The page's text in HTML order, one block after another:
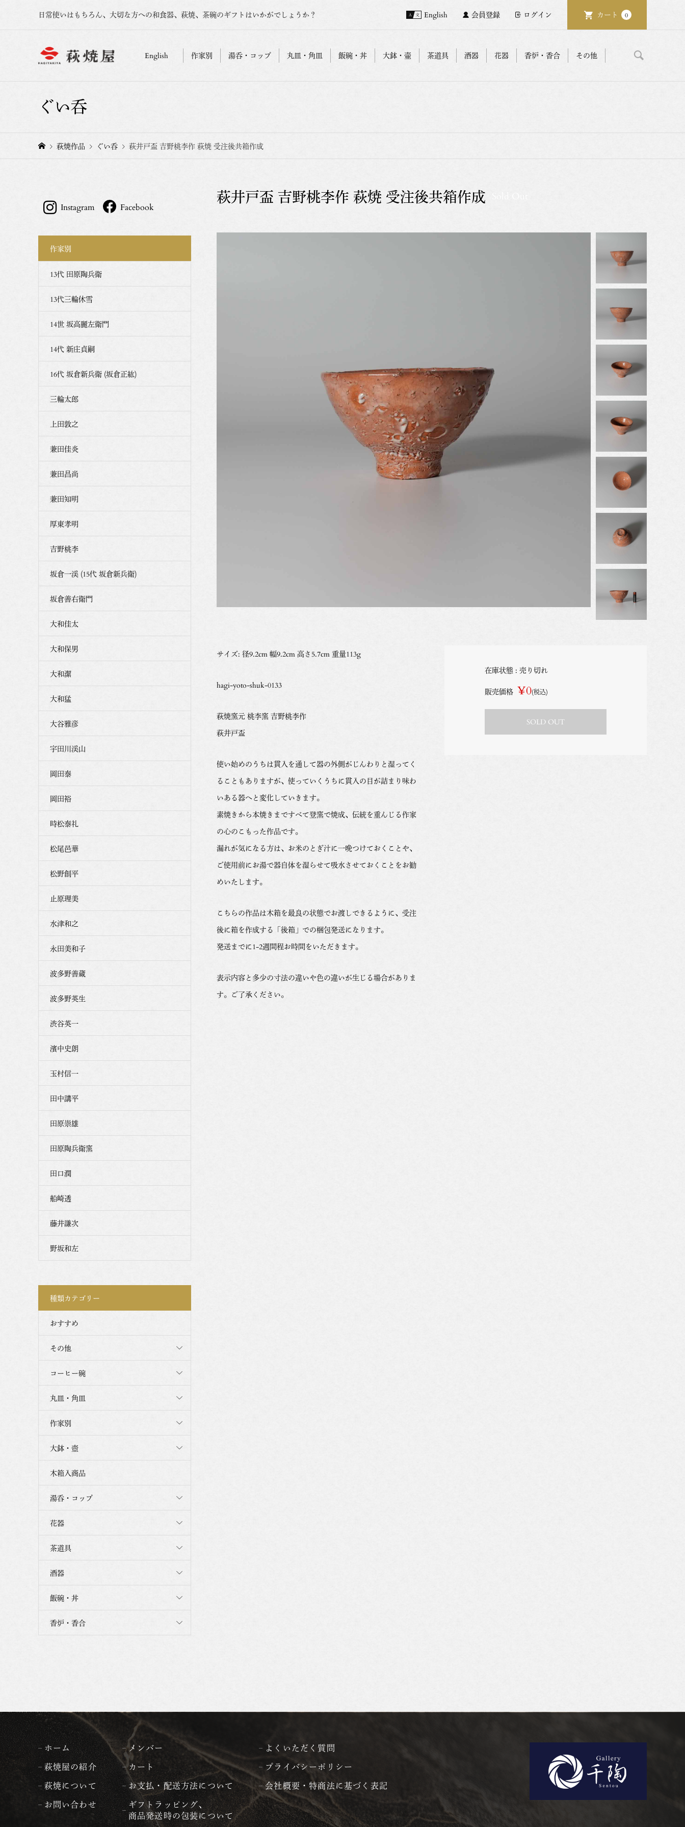
日常使いはもちろん、大切な方への和食器、萩焼、茶碗のギフトはいかがでしょうか？ English 会員登録 ログイン カート 0
English 作家別 湯呑・コップ 丸皿・角皿 飯碗・丼 大鉢・壷 茶道具 酒器 花器 香炉・香合 その他
ぐい呑
萩焼作品 ぐい呑 萩井戸盃 吉野桃李作 萩焼 受注後共箱作成
萩井戸盃 吉野桃李作 萩焼 受注後共箱作成
サイズ: 径9.2cm 幅9.2cm 高さ5.7cm 重量113g
hagi-yoto-shuk-0133
萩焼窯元 桃李窯 吉野桃李作
萩井戸盃
使い始めのうちは貫入を通して器の外側がじんわりと湿ってく
ることもありますが、使っていくうちに貫入の目が詰まり味わ
いある器へと変化していきます。
素焼きから本焼きまですべて登窯で焼成、伝統を重んじる作家
の心のこもった作品です。
漏れが気になる方は、お米のとぎ汁に一晩つけておくことや、
ご使用前にお湯で器自体を湿らせて吸水させておくことをお勧
めいたします。
こちらの作品は木箱を最良の状態でお渡しできるように、受注
後に箱を作成する「後箱」での梱包発送になります。
発送までに1-2週間程お時間をいただきます。
表示内容と多少の寸法の違いや色の違いが生じる場合がありま
す。ご了承ください。
在庫状態 : 売り切れ
販売価格 ¥0(税込)
SOLD OUT
Instagram Facebook
作家別
13代 田原陶兵衛
13代三輪休雪
14世 坂高麗左衛門
14代 新庄貞嗣
16代 坂倉新兵衛 (坂倉正紘)
三輪太郎
上田敦之
兼田佳炎
兼田昌尚
兼田知明
厚東孝明
吉野桃李
坂倉一渓 (15代 坂倉新兵衛)
坂倉善右衛門
大和佳太
大和保男
大和潔
大和猛
大谷雅彦
宇田川渓山
岡田泰
岡田裕
時松泰礼
松尾邑華
松野創平
止原理美
水津和之
永田美和子
波多野善蔵
波多野英生
渋谷英一
濱中史朗
玉村信一
田中講平
田原崇雄
田原陶兵衛窯
田口潤
船崎透
藤井謙次
野坂和左
種類カテゴリー
おすすめ
その他
コーヒー碗
丸皿・角皿
作家別
大鉢・壺
木箱入商品
湯呑・コップ
花器
茶道具
酒器
飯碗・丼
香炉・香合
ホーム
萩焼屋の紹介
萩焼について
お問い合わせ
メンバー
カート
お支払・配送方法について
ギフトラッピング、
商品発送時の包装について
よくいただく質問
プライバシーポリシー
会社概要・特商法に基づく表記